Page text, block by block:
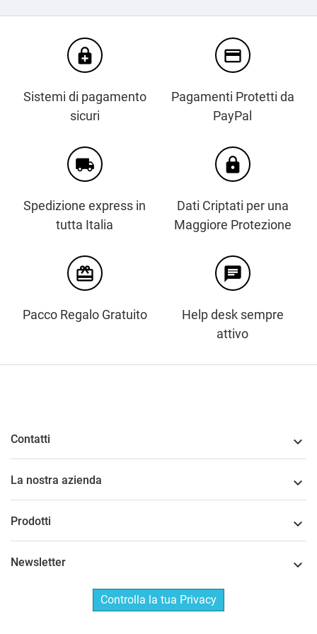
enhanced_encryption
Sistemi di pagamento
sicuri
credit_card
Pagamenti Protetti da
PayPal
local_shipping
Spedizione express in
tutta Italia
https
Dati Criptati per una
Maggiore Protezione
card_giftcard
Pacco Regalo Gratuito
chat
Help desk sempre
attivo
Contatti 
La nostra azienda 
Prodotti 
Newsletter 
Controlla la tua Privacy